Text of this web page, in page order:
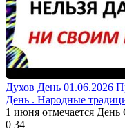
Духов День 01.06.2026
День . Народные
1 июня отмечается
0 34